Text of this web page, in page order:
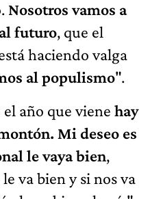
Nosotros vamos a
futuro, que el
haciendo valga
al populismo".
el año que viene hay
Mi deseo es
le vaya bien,
va bien y si nos va